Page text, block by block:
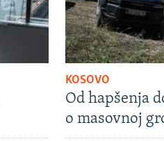
KOSOVO
Od hapšenja
o masovnoj